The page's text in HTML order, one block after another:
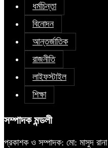
ধর্মচিন্তা
বিনোদন
আন্তর্জাতিক
রাজনীতি
লাইফস্টাইল
শিক্ষা
সম্পাদক মন্ডলী
প্রকাশক ও সম্পাদক: মো: মাসুদ রানা